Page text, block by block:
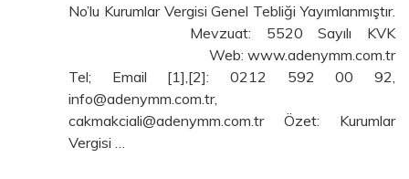
No’lu Kurumlar Vergisi Genel Tebliği Yayımlanmıştır.
Mevzuat: 5520 Sayılı KVK
Web: www.adenymm.com.tr
Tel; Email [1],[2]: 0212 592 00 92,
info@adenymm.com.tr,
cakmakciali@adenymm.com.tr Özet: Kurumlar
Vergisi …